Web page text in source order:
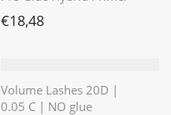
€18,48
Volume Lashes 20D |
0.05 C | NO glue